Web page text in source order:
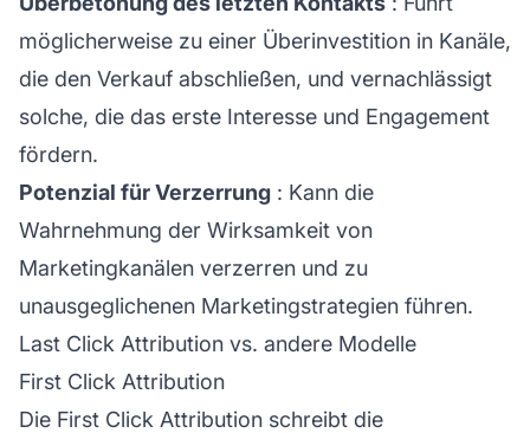
möglicherweise zu einer Überinvestition in Kanäle,
die den Verkauf abschließen, und vernachlässigt
solche, die das erste Interesse und Engagement
fördern.
Potenzial für Verzerrung : Kann die
Wahrnehmung der Wirksamkeit von
Marketingkanälen verzerren und zu
unausgeglichenen Marketingstrategien führen.
Last Click Attribution vs. andere Modelle
First Click Attribution
Die First Click Attribution schreibt die